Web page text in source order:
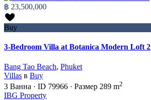
฿ 23,500,000
Buy
3-Bedroom Villa at Botanica Modern Loft 2
Bang Tao Beach, Phuket
Villas в Buy
3 Ванна · ID 79966 · Размер 289 m2
IBG Property